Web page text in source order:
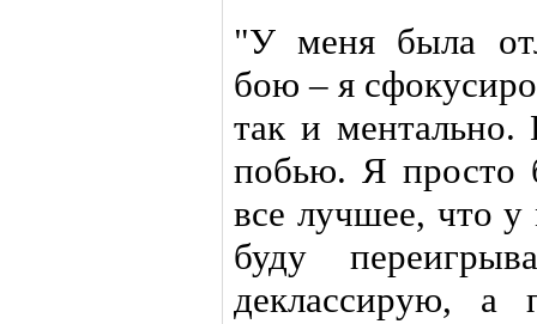
"У меня была
бою – я
так и
побью. Я просто
все лучшее, что у
буду
деклассирую, а